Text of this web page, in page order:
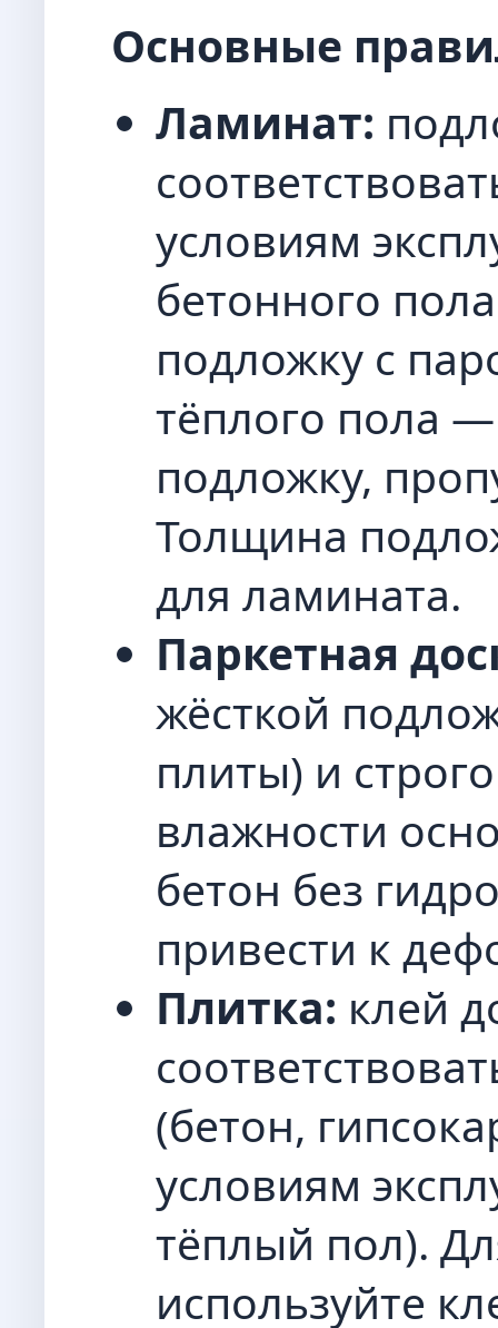
Основные
Ламинат:
условиям
бетонного
подложку с
тёплого пола
подложку,
Толщина
для ламината.
Паркетная
жёсткой
плиты) и
влажности
бетон без
привести к
Плитка: клей
(бетон,
условиям
тёплый пол).
используйте